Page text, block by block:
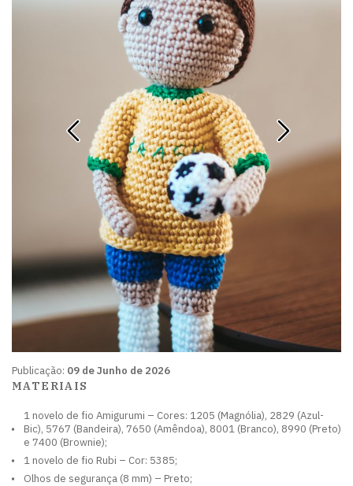
Publicação: 09 de Junho de 2026
MATERIAIS
1 novelo de fio Amigurumi – Cores: 1205 (Magnólia), 2829 (Azul-
Bic), 5767 (Bandeira), 7650 (Amêndoa), 8001 (Branco), 8990 (Preto)
e 7400 (Brownie);
1 novelo de fio Rubi – Cor: 5385;
Olhos de segurança (8 mm) – Preto;